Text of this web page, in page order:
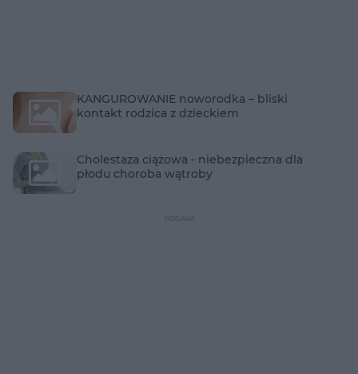
KANGUROWANIE noworodka – bliski
kontakt rodzica z dzieckiem
Cholestaza ciążowa - niebezpieczna dla
płodu choroba wątroby